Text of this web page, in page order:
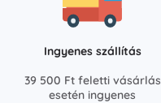
Ingyenes szállítás
39 500 Ft feletti vásárlás
esetén ingyenes